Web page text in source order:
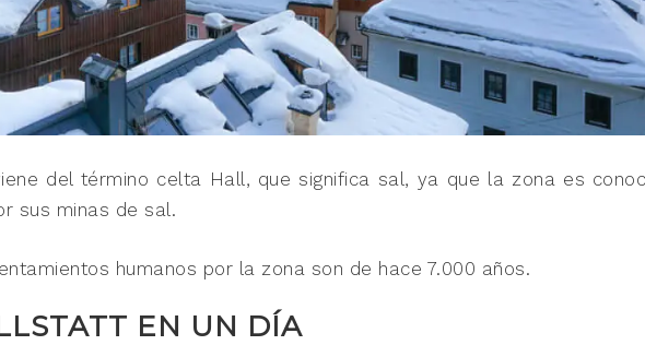
del término celta Hall, que significa sal, ya que la zona es
sus minas de sal.
humanos por la zona son de hace 7.000 años.
EN UN DÍA